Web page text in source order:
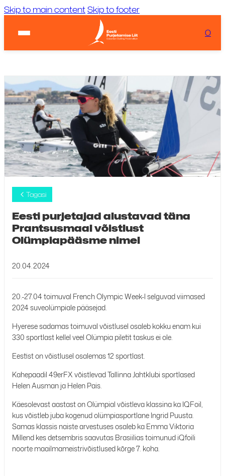
Skip to main contentSkip to footer
0
Tagasi
Eesti purjetajad alustavad täna
Prantsusmaal võistlust
Olümpiapääsme nimel
20.04.2024
20.-27.04 toimuval French Olympic Week-l selguvad viimased
2024 suveolümpiale pääsejad.
Hyerese sadamas toimuval võistlusel osaleb kokku enam kui
330 sportlast kellel veel Olümpia piletit taskus ei ole.
Eestist on võistlusel osalemas 12 sportlast.
Kahepaadil 49erFX võistlevad Tallinna Jahtklubi sportlased
Helen Ausman ja Helen Pais.
Käesolevast aastast on Olümpial võistleva klassina ka IQFoil,
kus võistleb juba kogenud olümpiasportlane Ingrid Puusta.
Samas klassis naiste arvestuses osaleb ka Emma Viktoria
Millend kes detsembris saavutas Brasiilias toimunud iQfoili
noorte maailmameistrivõistlused kõrge 7. koha.